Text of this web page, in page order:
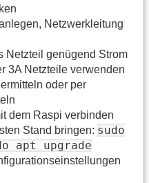
Netzwerkleitung
Netzteil genügend Strom
3A Netzteile verwenden
oder per
dem Raspi verbinden
Stand bringen: sudo
apt upgrade